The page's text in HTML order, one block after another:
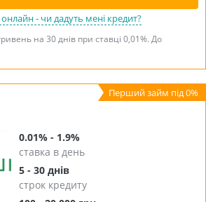
онлайн - чи дадуть мені кредит?
на 30 днів при ставці 0,01%. До
0.01% - 1.9%
ставка в день
5 - 30 днів
строк кредиту